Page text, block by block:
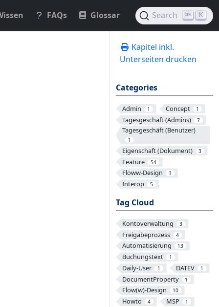
FAQs Glossar Search K
Kapitel inkl.
Unterseiten drucken
Categories
Admin 1 Concept 1
Tagesgeschäft (Admins) 7
Tagesgeschäft (Benutzer)
1
Eigenschaft (Dokument) 3
Feature 54
Floww-Design 1
Interop 5
Tag Cloud
Kontoverwaltung 3
Freigabeprozess 4
Automatisierung 13
Buchungstext 1
Daily-User 1 DATEV 1
DocumentProperty 1
Flow(w)-Design 10
Howto 4 MSP 1